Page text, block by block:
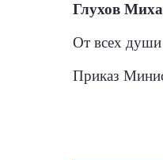
Глухов
От всех
Приказ